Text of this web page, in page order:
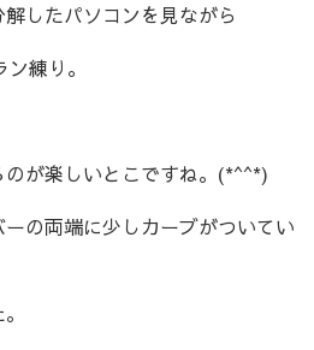
したパソコンを見ながら
練り。
が楽しいとこですね。(*^^*)
の両端に少しカーブがついてい